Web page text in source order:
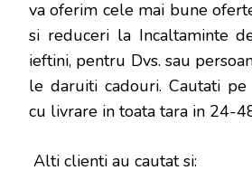
va oferim cele mai bune
si reduceri la Incaltaminte
ieftini, pentru Dvs. sau
le daruiti cadouri. Cautati
cu livrare in toata tara in 24-
Alti clienti au cautat si: